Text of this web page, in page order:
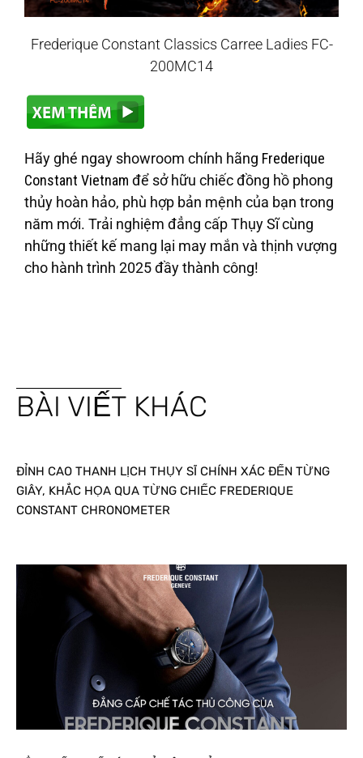
Frederique Constant Classics Carree Ladies FC-
200MC14
Hãy ghé ngay showroom chính hãng Frederique
Constant Vietnam để sở hữu chiếc đồng hồ phong
thủy hoàn hảo, phù hợp bản mệnh của bạn trong
năm mới. Trải nghiệm đẳng cấp Thụy Sĩ cùng
những thiết kế mang lại may mắn và thịnh vượng
cho hành trình 2025 đầy thành công!
BÀI VIẾT KHÁC
ĐỈNH CAO THANH LỊCH THỤY SĨ CHÍNH XÁC ĐẾN TỪNG
GIÂY, KHẮC HỌA QUA TỪNG CHIẾC FREDERIQUE
CONSTANT CHRONOMETER